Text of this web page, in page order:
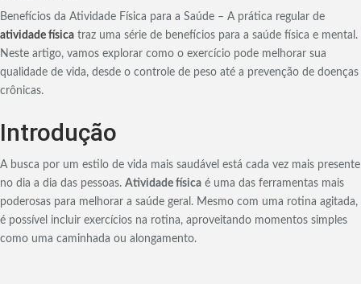
Benefícios da Atividade Física para a Saúde – A prática regular de
atividade física traz uma série de benefícios para a saúde física e mental.
Neste artigo, vamos explorar como o exercício pode melhorar sua
qualidade de vida, desde o controle de peso até a prevenção de doenças
crônicas.
Introdução
A busca por um estilo de vida mais saudável está cada vez mais presente
no dia a dia das pessoas. Atividade física é uma das ferramentas mais
poderosas para melhorar a saúde geral. Mesmo com uma rotina agitada,
é possível incluir exercícios na rotina, aproveitando momentos simples
como uma caminhada ou alongamento.